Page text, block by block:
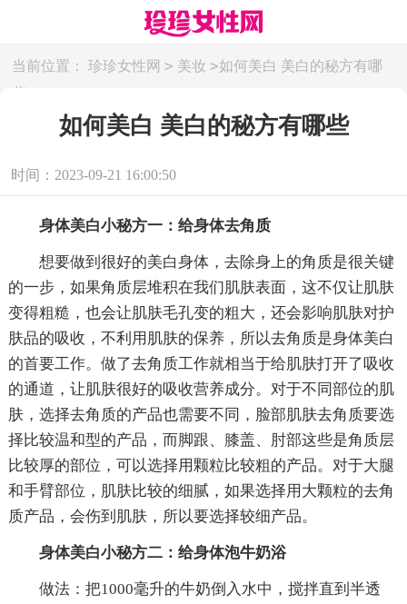
当前位置： 珍珍女性网 > 美妆 >如何美白 美白的秘方有哪
些
如何美白 美白的秘方有哪些
时间：2023-09-21 16:00:50
身体美白小秘方一：给身体去角质
想要做到很好的美白身体，去除身上的角质是很关键
的一步，如果角质层堆积在我们肌肤表面，这不仅让肌肤
变得粗糙，也会让肌肤毛孔变的粗大，还会影响肌肤对护
肤品的吸收，不利用肌肤的保养，所以去角质是身体美白
的首要工作。做了去角质工作就相当于给肌肤打开了吸收
的通道，让肌肤很好的吸收营养成分。对于不同部位的肌
肤，选择去角质的产品也需要不同，脸部肌肤去角质要选
择比较温和型的产品，而脚跟、膝盖、肘部这些是角质层
比较厚的部位，可以选择用颗粒比较粗的产品。对于大腿
和手臂部位，肌肤比较的细腻，如果选择用大颗粒的去角
质产品，会伤到肌肤，所以要选择较细产品。
身体美白小秘方二：给身体泡牛奶浴
做法：把1000毫升的牛奶倒入水中，搅拌直到半透